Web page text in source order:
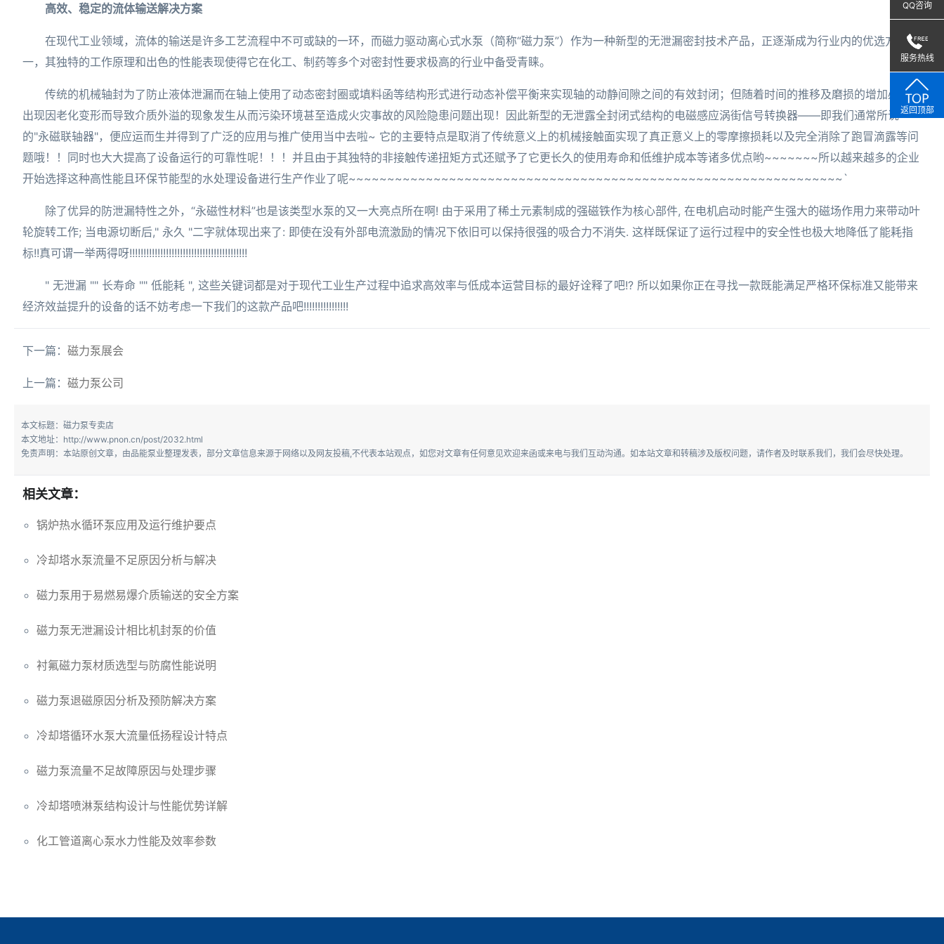
高效、稳定的流体输送解决方案
在现代工业领域，流体的输送是许多工艺流程中不可或缺的一环，而磁力驱动离心式水泵（简称“磁力泵”）作为一种新型的无泄漏密封技术产品，正逐渐成为行业内的优选方案之
一，其独特的工作原理和出色的性能表现使得它在化工、制药等多个对密封性要求极高的行业中备受青睐。
传统的机械轴封为了防止液体泄漏而在轴上使用了动态密封圈或填料函等结构形式进行动态补偿平衡来实现轴的动静间隙之间的有效封闭；但随着时间的推移及磨损的增加必然会
出现因老化变形而导致介质外溢的现象发生从而污染环境甚至造成火灾事故的风险隐患问题出现！因此新型的无泄露全封闭式结构的电磁感应涡街信号转换器——即我们通常所说
的"永磁联轴器"，便应运而生并得到了广泛的应用与推广使用当中去啦~ 它的主要特点是取消了传统意义上的机械接触面实现了真正意义上的零摩擦损耗以及完全消除了跑冒滴露等问
题哦！！同时也大大提高了设备运行的可靠性呢！！！并且由于其独特的非接触传递扭矩方式还赋予了它更长久的使用寿命和低维护成本等诸多优点哟~~~~~~~所以越来越多的企业
开始选择这种高性能且环保节能型的水处理设备进行生产作业了呢~~~~~~~~~~~~~~~~~~~~~~~~~~~~~~~~~~~~~~~~~~~~~~~~~~~~~~~~~~~~~~~~`
除了优异的防泄漏特性之外，“永磁性材料”也是该类型水泵的又一大亮点所在啊! 由于采用了稀土元素制成的强磁铁作为核心部件, 在电机启动时能产生强大的磁场作用力来带动叶
轮旋转工作; 当电源切断后," 永久 "二字就体现出来了: 即使在没有外部电流激励的情况下依旧可以保持很强的吸合力不消失. 这样既保证了运行过程中的安全性也极大地降低了能耗指
标!!真可谓一举两得呀!!!!!!!!!!!!!!!!!!!!!!!!!!!!!!!!!!!!!!!!!!
" 无泄漏 "" 长寿命 "" 低能耗 ", 这些关键词都是对于现代工业生产过程中追求高效率与低成本运营目标的最好诠释了吧!? 所以如果你正在寻找一款既能满足严格环保标准又能带来
经济效益提升的设备的话不妨考虑一下我们的这款产品吧!!!!!!!!!!!!!!!!
下一篇： 磁力泵展会
上一篇： 磁力泵公司
本文标题：磁力泵专卖店
本文地址：http://www.pnon.cn/post/2032.html
免责声明：本站原创文章，由品能泵业整理发表，部分文章信息来源于网络以及网友投稿,不代表本站观点，如您对文章有任何意见欢迎来函或来电与我们互动沟通。如本站文章和转稿涉及版权问题，请作者及时联系我们，我们会尽快处理。
相关文章：
锅炉热水循环泵应用及运行维护要点
冷却塔水泵流量不足原因分析与解决
磁力泵用于易燃易爆介质输送的安全方案
磁力泵无泄漏设计相比机封泵的价值
衬氟磁力泵材质选型与防腐性能说明
磁力泵退磁原因分析及预防解决方案
冷却塔循环水泵大流量低扬程设计特点
磁力泵流量不足故障原因与处理步骤
冷却塔喷淋泵结构设计与性能优势详解
化工管道离心泵水力性能及效率参数
QQ咨询
服务热线
返回顶部